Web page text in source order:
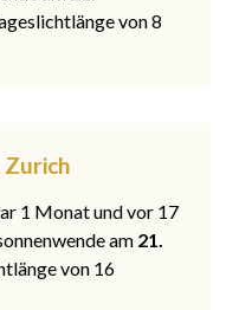
von 8
Zurich
1 Monat und vor 17
am 21.
von 16